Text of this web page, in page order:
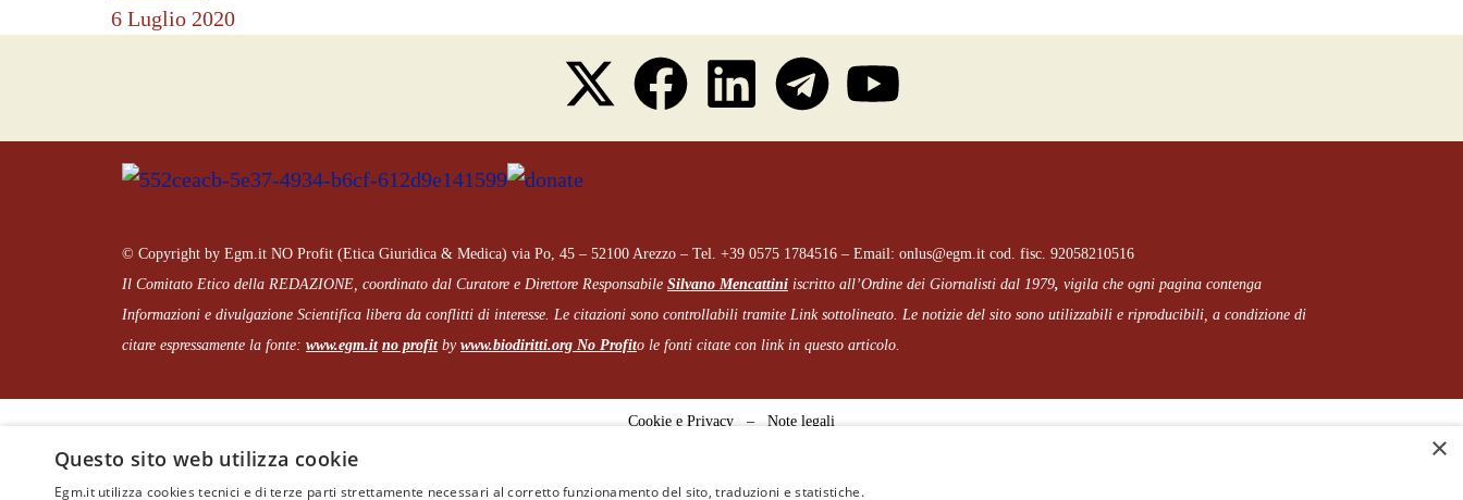
6 Luglio 2020
© Copyright by Egm.it NO Profit (Etica Giuridica & Medica) via Po, 45 – 52100 Arezzo – Tel. +39 0575 1784516 – Email: onlus@egm.it cod. fisc. 92058210516
Il Comitato Etico della REDAZIONE, coordinato dal Curatore e Direttore Responsabile Silvano Mencattini iscritto all’Ordine dei Giornalisti dal 1979, vigila che ogni pagina contenga
Informazioni e divulgazione Scientifica libera da conflitti di interesse. Le citazioni sono controllabili tramite Link sottolineato. Le notizie del sito sono utilizzabili e riproducibili, a condizione di
citare espressamente la fonte: www.egm.it no profitby www.biodiritti.org No Profito le fonti citate con link in questo articolo.
Cookie e Privacy – Note legali
×
Questo sito web utilizza cookie
Egm.it utilizza cookies tecnici e di terze parti strettamente necessari al corretto funzionamento del sito, traduzioni e statistiche.